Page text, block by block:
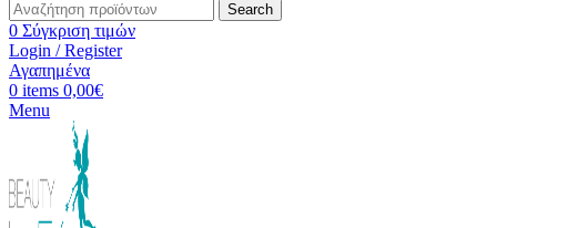
Search
0 Σύγκριση τιμών
Login / Register
Αγαπημένα
0 items 0,00€
Menu